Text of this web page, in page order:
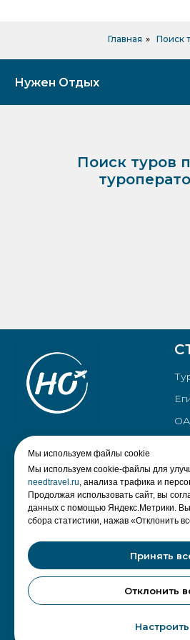
Главная » Поиск
Нужен Отдых
Поиск туров
Нужен Отдых
7 (8442) 56-26-26
РАЗДЕЛЫ
Главная
Поиск тура
Мы используем файлы cookie
Мы используем cookie-файлы для
needtravel.ru , анализа трафика и
Продолжая использовать сайт, вы
данных с помощью Яндекс.Метрики. Вы
сбора статистики, нажав «Отклонить
Принять
Отклонить
Настроить